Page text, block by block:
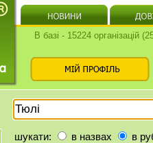
В базі - 15224 організацій
шукати: в назвах в